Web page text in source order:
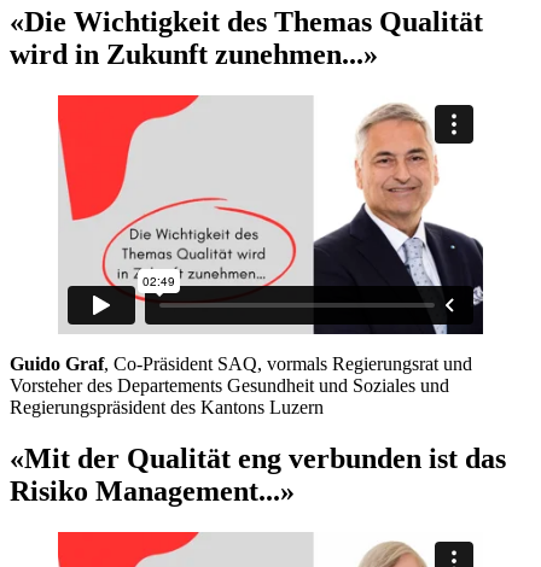
«Die Wichtigkeit des Themas Qualität
wird in Zukunft zunehmen...»
Guido Graf, Co-Präsident SAQ, vormals Regierungsrat und
Vorsteher des Departements Gesundheit und Soziales und
Regierungspräsident des Kantons Luzern
«Mit der Qualität eng verbunden ist das
Risiko Management...»